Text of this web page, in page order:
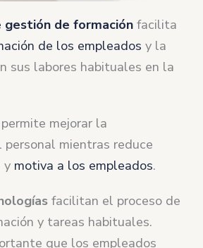
de formación facilita
de los empleados y la
sus labores habituales en la
mejorar la
mientras reduce
y motiva a los empleados.
facilitan el proceso de
y tareas habituales.
que los empleados